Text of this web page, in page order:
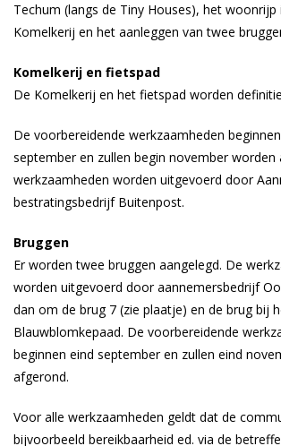
Techum (langs de Tiny Houses), het woonrijp
Komelkerij en het aanleggen van twee
Komelkerij en fietspad
De Komelkerij en het fietspad worden
De voorbereidende werkzaamheden
september en zullen begin november worden
werkzaamheden worden uitgevoerd door
bestratingsbedrijf Buitenpost.
Bruggen
Er worden twee bruggen aangelegd. De
worden uitgevoerd door aannemersbedrijf
dan om de brug 7 (zie plaatje) en de brug bij
Blauwblomkepaad. De voorbereidende
beginnen eind september en zullen eind
afgerond.
Voor alle werkzaamheden geldt dat de
bijvoorbeeld bereikbaarheid ed. via de